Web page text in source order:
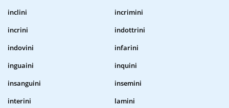
inclini
incrimini
incrini
indottrini
indovini
infarini
inguaini
inquini
insanguini
insemini
interini
lamini